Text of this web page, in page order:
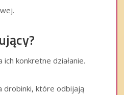
konkretne działanie.
drobinki, które odbijają